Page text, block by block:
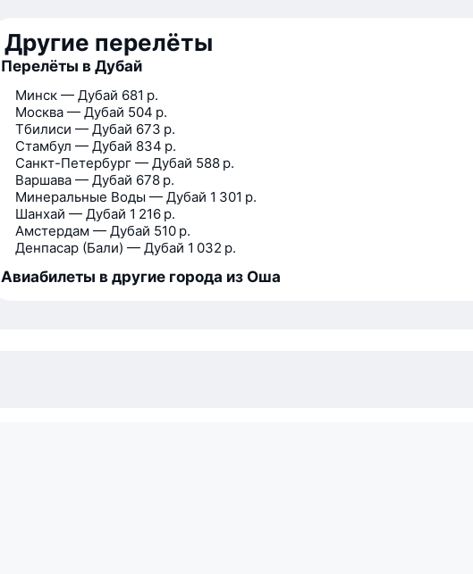
Другие перелёты
Перелёты в Дубай
Минск — Дубай 681 р.
Москва — Дубай 504 р.
Тбилиси — Дубай 673 р.
Стамбул — Дубай 834 р.
Санкт-Петербург — Дубай 588 р.
Варшава — Дубай 678 р.
Минеральные Воды — Дубай 1 301 р.
Шанхай — Дубай 1 216 р.
Амстердам — Дубай 510 р.
Денпасар (Бали) — Дубай 1 032 р.
Авиабилеты в другие города из Оша